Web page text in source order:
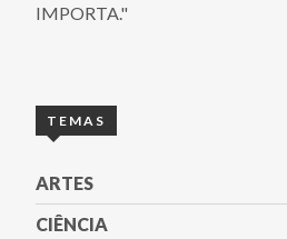
IMPORTA."
TEMAS
ARTES
CIÊNCIA